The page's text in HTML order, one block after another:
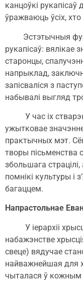
канцоўкі
ўражваюць ўсіх, хто
Эстэтычныя
рукапісаў: вялікае
старонцы,
напрыклад,
запісваліся з
набывалі выгляд
У час іх
ужытковае
практычных мэт.
творы
збольшага
помнікі культуры
багаццем.
Напрастольнае
У іерархіі
набажэнстве
свеце) вядучае
найважнейшая для
чыталася ў кожным